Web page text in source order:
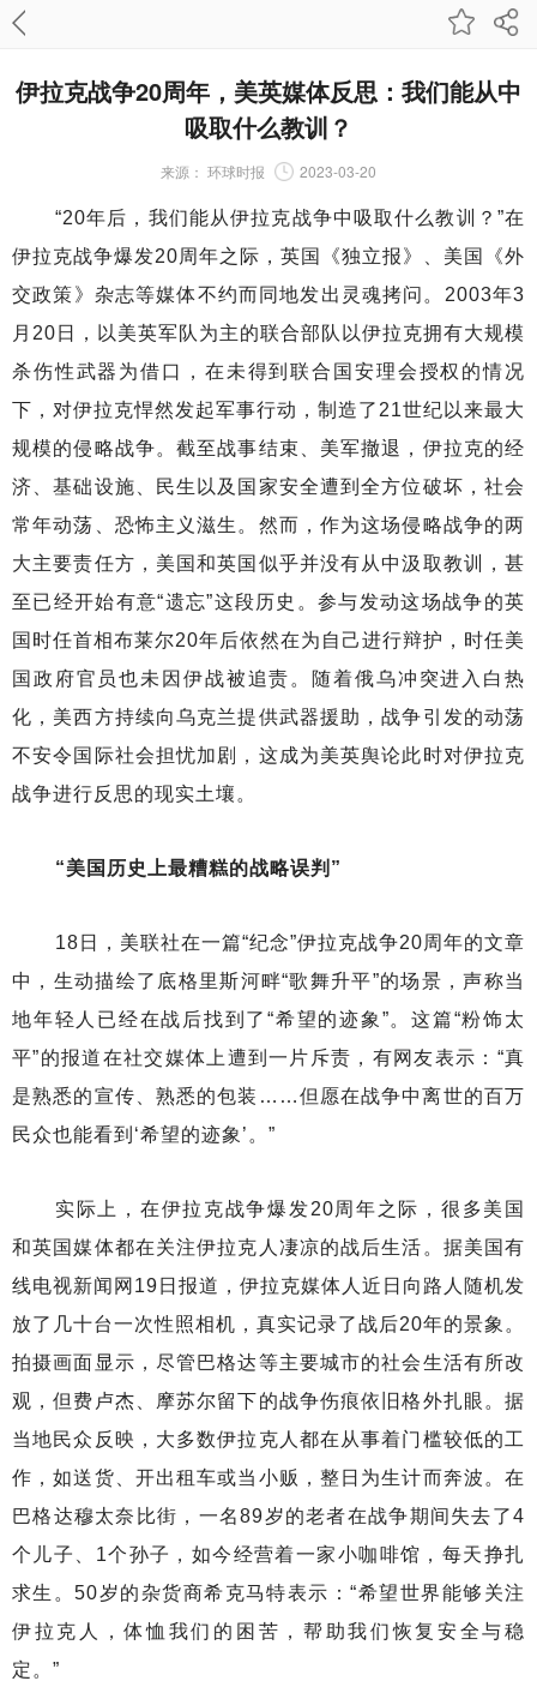
伊拉克战争20周年，美英媒体反思：我们能从中
吸取什么教训？
来源： 环球时报 2023-03-20
“20年后，我们能从伊拉克战争中吸取什么教训？”在
伊拉克战争爆发20周年之际，英国《独立报》、美国《外
交政策》杂志等媒体不约而同地发出灵魂拷问。2003年3
月20日，以美英军队为主的联合部队以伊拉克拥有大规模
杀伤性武器为借口，在未得到联合国安理会授权的情况
下，对伊拉克悍然发起军事行动，制造了21世纪以来最大
规模的侵略战争。截至战事结束、美军撤退，伊拉克的经
济、基础设施、民生以及国家安全遭到全方位破坏，社会
常年动荡、恐怖主义滋生。然而，作为这场侵略战争的两
大主要责任方，美国和英国似乎并没有从中汲取教训，甚
至已经开始有意“遗忘”这段历史。参与发动这场战争的英
国时任首相布莱尔20年后依然在为自己进行辩护，时任美
国政府官员也未因伊战被追责。随着俄乌冲突进入白热
化，美西方持续向乌克兰提供武器援助，战争引发的动荡
不安令国际社会担忧加剧，这成为美英舆论此时对伊拉克
战争进行反思的现实土壤。
“美国历史上最糟糕的战略误判”
18日，美联社在一篇“纪念”伊拉克战争20周年的文章
中，生动描绘了底格里斯河畔“歌舞升平”的场景，声称当
地年轻人已经在战后找到了“希望的迹象”。这篇“粉饰太
平”的报道在社交媒体上遭到一片斥责，有网友表示：“真
是熟悉的宣传、熟悉的包装……但愿在战争中离世的百万
民众也能看到‘希望的迹象’。”
实际上，在伊拉克战争爆发20周年之际，很多美国
和英国媒体都在关注伊拉克人凄凉的战后生活。据美国有
线电视新闻网19日报道，伊拉克媒体人近日向路人随机发
放了几十台一次性照相机，真实记录了战后20年的景象。
拍摄画面显示，尽管巴格达等主要城市的社会生活有所改
观，但费卢杰、摩苏尔留下的战争伤痕依旧格外扎眼。据
当地民众反映，大多数伊拉克人都在从事着门槛较低的工
作，如送货、开出租车或当小贩，整日为生计而奔波。在
巴格达穆太奈比街，一名89岁的老者在战争期间失去了4
个儿子、1个孙子，如今经营着一家小咖啡馆，每天挣扎
求生。50岁的杂货商希克马特表示：“希望世界能够关注
伊拉克人，体恤我们的困苦，帮助我们恢复安全与稳
定。”